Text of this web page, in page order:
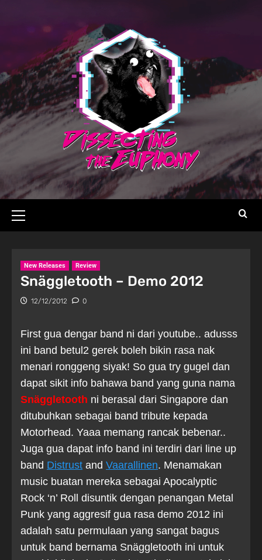
New Releases Review
Snäggletooth – Demo 2012
12/12/2012 0
First gua dengar band ni dari youtube.. adusss
ini band betul2 gerek boleh bikin rasa nak
menari ronggeng siyak! So gua try gugel dan
dapat sikit info bahawa band yang guna nama
Snäggletooth ni berasal dari Singapore dan
ditubuhkan sebagai band tribute kepada
Motorhead. Yaaa memang rancak bebenar..
Juga gua dapat info band ini terdiri dari line up
band Distrust and Vaarallinen. Menamakan
music buatan mereka sebagai Apocalyptic
Rock ‘n’ Roll disuntik dengan penangan Metal
Punk yang aggresif gua rasa demo 2012 ini
adalah satu permulaan yang sangat bagus
untuk band bernama Snäggletooth ini untuk